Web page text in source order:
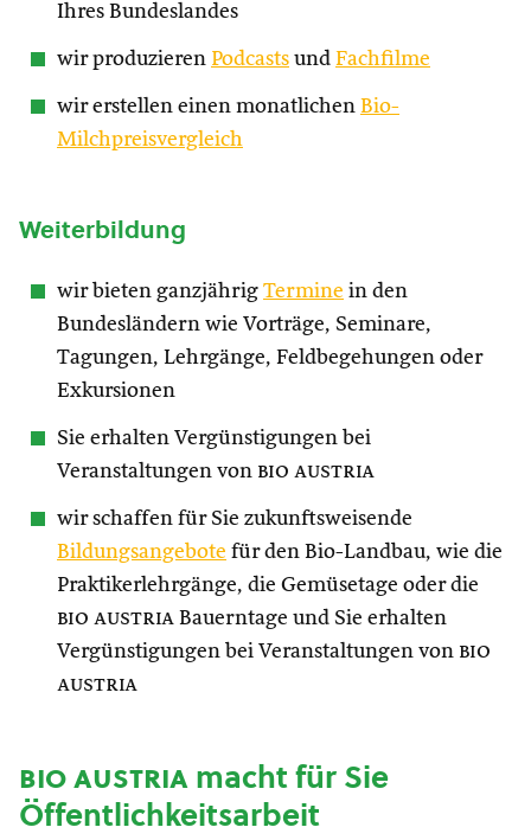
Ihres Bundeslandes
wir produzieren Podcasts und Fachfilme
wir erstellen einen monatlichen Bio-
Milchpreisvergleich
Weiterbildung
wir bieten ganzjährig Termine in den
Bundesländern wie Vorträge, Seminare,
Tagungen, Lehrgänge, Feldbegehungen oder
Exkursionen
Sie erhalten Vergünstigungen bei
Veranstaltungen von bio austria
wir schaffen für Sie zukunftsweisende
Bildungsangebote für den Bio-Landbau, wie die
Praktikerlehrgänge, die Gemüsetage oder die
bio austria Bauerntage und Sie erhalten
Vergünstigungen bei Veranstaltungen von bio
austria
bio austriamacht für Sie
Öffentlichkeitsarbeit